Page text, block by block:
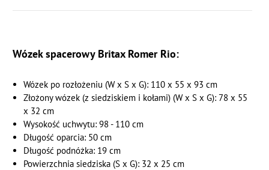
Wózek spacerowy Britax Romer Rio:
Wózek po rozłożeniu (W x S x G): 110 x 55 x 93 cm
Złożony wózek (z siedziskiem i kołami) (W x S x G): 78 x 55
x 32 cm
Wysokość uchwytu: 98 - 110 cm
Długość oparcia: 50 cm
Długość podnóżka: 19 cm
Powierzchnia siedziska (S x G): 32 x 25 cm